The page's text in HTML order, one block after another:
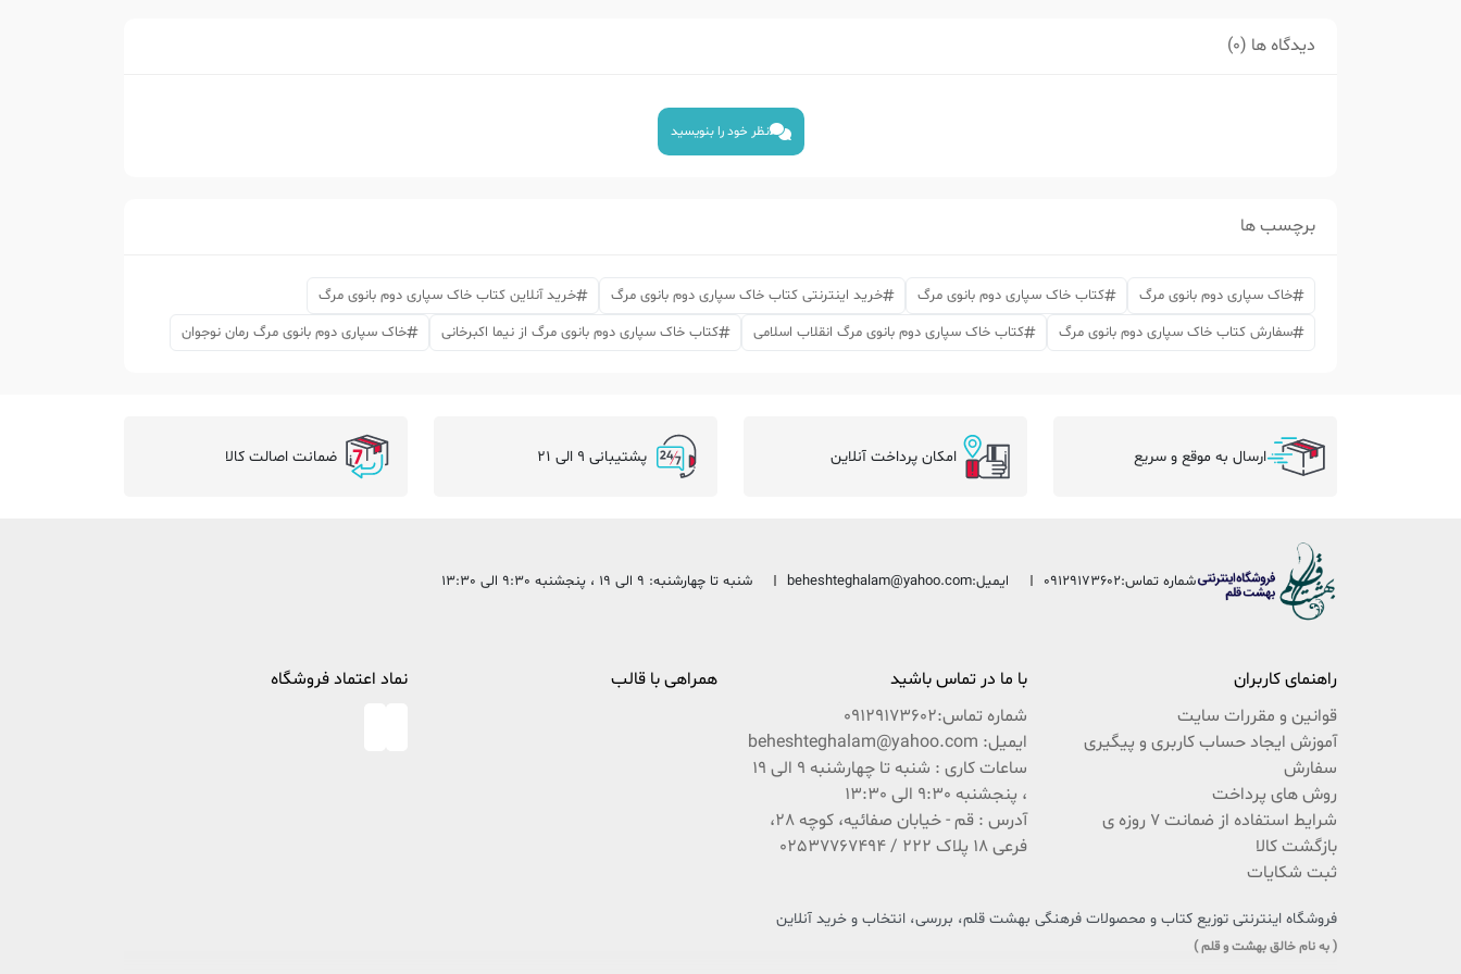
دیدگاه ها (0)
نظر خود را بنویسید
برچسب ها
خاک سپاری دوم بانوی مرگ کتاب خاک سپاری دوم بانوی مرگ خرید اینترنتی کتاب خاک سپاری دوم بانوی مرگ
خرید آنلاین کتاب خاک سپاری دوم بانوی مرگ
سفارش کتاب خاک سپاری دوم بانوی مرگ
کتاب خاک سپاری دوم بانوی مرگ انقلاب اسلامی کتاب خاک سپاری دوم بانوی مرگ از نیما اکبرخانی خاک سپاری دوم بانوی مرگ رمان نوجوان
ارسال به موقع و سریع امکان پرداخت آنلاین پشتیبانی 9 الی 21 ضمانت اصالت کالا
شماره تماس:09129173602 ایمیل:beheshteghalam@yahoo.com شنبه تا چهارشنبه: 9 الی 19 ، پنجشنبه 9:30 الی 13:30
راهنمای کاربران
قوانین و مقررات سایت
آموزش ایجاد حساب کاربری و پیگیری
سفارش
روش های پرداخت
شرایط استفاده از ضمانت 7 روزه ی
بازگشت کالا
ثبت شکایات
با ما در تماس باشید
شماره تماس:09129173602
ایمیل: beheshteghalam@yahoo.com
ساعات کاری : شنبه تا چهارشنبه 9 الی 19
، پنجشنبه 9:30 الی 13:30
آدرس : قم - خیابان صفائیه، کوچه 28،
فرعی 18 پلاک 222 / 02537767494
همراهی با قالب نماد اعتماد فروشگاه
فروشگاه اینترنتی توزیع کتاب و محصولات فرهنگی بهشت قلم، بررسی، انتخاب و خرید آنلاین
( به نام خالق بهشت و قلم )